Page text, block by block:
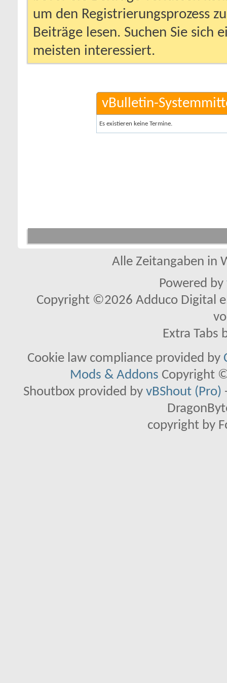
um den Registrierungsprozess
Beiträge lesen. Suchen Sie sich
meisten interessiert.
vBulletin-
Es existieren keine Termine.
Alle Zeitangaben in
Powered by
Copyright ©2026 Adduco Digital
Extra Tabs
Cookie law compliance provided by
Mods & Addons Copyright
Shoutbox provided by vBShout (Pro)
copyright by